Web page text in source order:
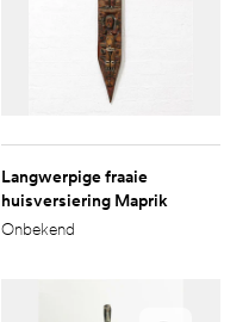
Langwerpige fraaie
huisversiering Maprik
Onbekend